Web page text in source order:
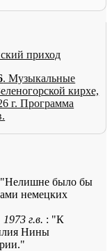
приход
. Музыкальные
кирхе,
г. Программа
было бы
немецких
г.в. : "К
Нины